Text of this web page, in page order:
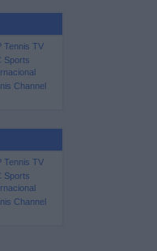
Tennis TV
Sports
Channel
Tennis TV
Sports
Channel